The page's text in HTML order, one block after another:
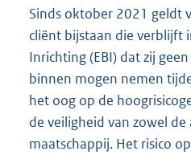
Sinds oktober 2021 geldt
cliënt bijstaan die verblijft
Inrichting (EBI) dat zij
binnen mogen nemen
het oog op de
de veiligheid van zowel de
maatschappij. Het risico